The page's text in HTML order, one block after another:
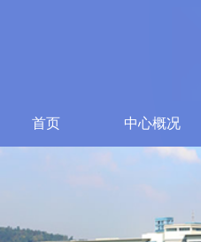
首页 中心概况